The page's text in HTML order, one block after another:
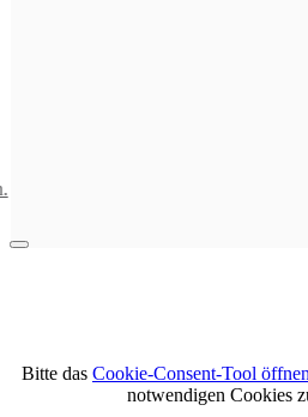
Bitte das Cookie-Consent-Tool öffnen
notwendigen Cookies